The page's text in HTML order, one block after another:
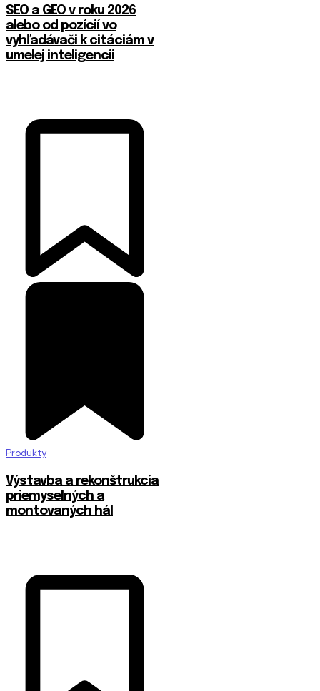
SEO a GEO v roku 2026
alebo od pozícií vo
vyhľadávači k citáciám v
umelej inteligencii
Produkty
Výstavba a rekonštrukcia
priemyselných a
montovaných hál